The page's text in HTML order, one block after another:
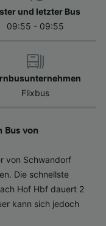
und letzter Bus
09:55 - 09:55
Flixbus
Bus von
von Schwandorf
Die schnellste
Hof Hbf dauert 2
kann sich jedoch
und
Ihre
Zwecke
haben, Ihr
Zugriff auf
Messung
von
sowie